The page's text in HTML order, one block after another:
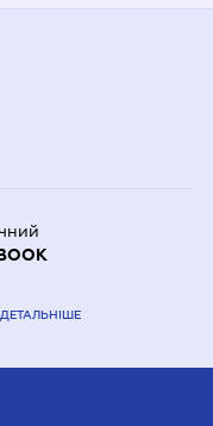
ДЕТАЛЬНІШЕ